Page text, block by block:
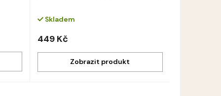
Skladem
449 Kč